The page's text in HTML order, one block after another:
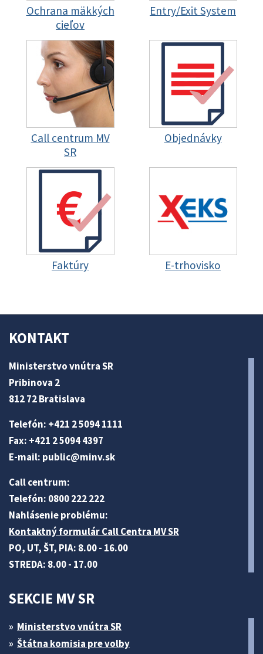
Ochrana mäkkých
cieľov
Entry/Exit System
Call centrum MV
SR
Objednávky
Faktúry E-trhovisko
KONTAKT
Ministerstvo vnútra SR
Pribinova 2
812 72 Bratislava
Telefón: +421 2 5094 1111
Fax: +421 2 5094 4397
E-mail: public@minv.sk
Call centrum:
Telefón: 0800 222 222
Nahlásenie problému:
Kontaktný formulár Call Centra MV SR
PO, UT, ŠT, PIA: 8.00 - 16.00
STREDA: 8.00 - 17.00
SEKCIE MV SR
Ministerstvo vnútra SR
Štátna komisia pre volby